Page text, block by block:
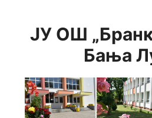
contentЈУ ОШ
Бања